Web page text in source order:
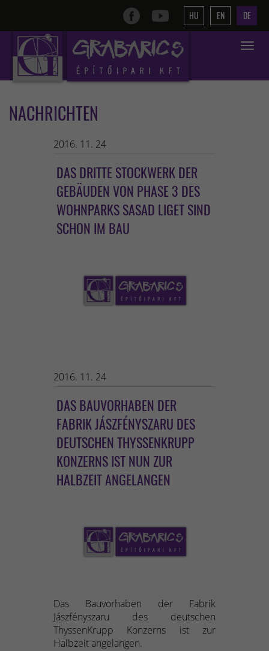
HU EN DE
Toggle
NACHRICHTEN
2016. 11. 24
DAS DRITTE STOCKWERK DER
GEBÄUDEN VON PHASE 3 DES
WOHNPARKS SASAD LIGET SIND
SCHON IM BAU
2016. 11. 24
DAS BAUVORHABEN DER
FABRIK JÁSZFÉNYSZARU DES
DEUTSCHEN THYSSENKRUPP
KONZERNS IST NUN ZUR
HALBZEIT ANGELANGEN
Das Bauvorhaben der Fabrik
Jászfényszaru des deutschen
ThyssenKrupp Konzerns ist zur
Halbzeit angelangen.